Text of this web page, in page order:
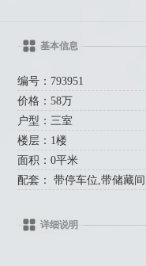
基本信息
编号：793951
价格：58万
户型：三室
楼层：1楼
面积：0平米
配套： 带停车位,带储藏间
详细说明